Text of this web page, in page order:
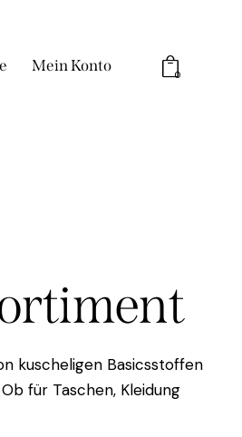
Mein Konto 0
kuscheligen Basicsstoffen
für Taschen, Kleidung